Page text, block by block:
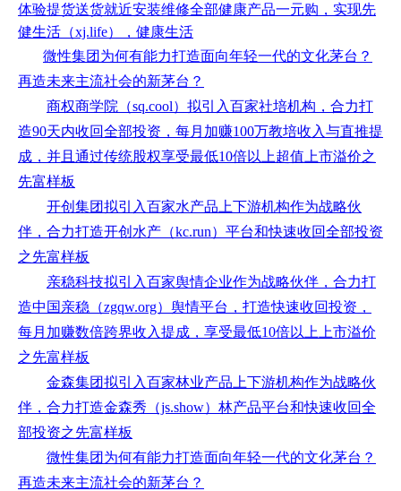
体验提货送货就近安装维修全部健康产品一元购，实现先
健生活（xj.life），健康生活
微性集团为何有能力打造面向年轻一代的文化茅台？
再造未来主流社会的新茅台？
商权商学院（sq.cool）拟引入百家社培机构，合力打
造90天内收回全部投资，每月加赚100万教培收入与直推提
成，并且通过传统股权享受最低10倍以上超值上市溢价之
先富样板
开创集团拟引入百家水产品上下游机构作为战略伙
伴，合力打造开创水产（kc.run）平台和快速收回全部投资
之先富样板
亲稳科技拟引入百家舆情企业作为战略伙伴，合力打
造中国亲稳（zgqw.org）舆情平台，打造快速收回投资，
每月加赚数倍跨界收入提成，享受最低10倍以上上市溢价
之先富样板
金森集团拟引入百家林业产品上下游机构作为战略伙
伴，合力打造金森秀（js.show）林产品平台和快速收回全
部投资之先富样板
微性集团为何有能力打造面向年轻一代的文化茅台？
再造未来主流社会的新茅台？